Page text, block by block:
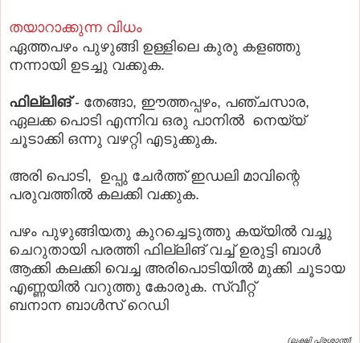
തയാറാക്കുന്ന വിധം
ഏത്തപഴം പുഴുങ്ങി ഉള്ളിലെ കുരു കളഞ്ഞു
നന്നായി ഉടച്ചു വക്കുക.
ഫില്ലിങ്- തേങ്ങാ, ഈത്തപ്പഴം, പഞ്ചസാര,
ഏലക്ക പൊടി എന്നിവ ഒരു പാനിൽ നെയ്യ്
ചൂടാക്കി ഒന്നു വഴറ്റി എടുക്കുക.
അരി പൊടി, ഉപ്പു ചേർത്ത് ഇഡലി മാവിന്റെ
പരുവത്തില്‍ കലക്കി വക്കുക.
പഴം പുഴുങ്ങിയതു കുറച്ചെടുത്തു കയ്യിൽ വച്ചു
ചെറുതായി പരത്തി ഫില്ലിങ് വച്ച് ഉരുട്ടി ബാൾ
ആക്കി കലക്കി വെച്ച അരിപൊടിയിൽ മുക്കി ചൂടായ
എണ്ണയിൽ വറുത്തു കോരുക. സ്വീറ്റ്
ബനാന ബാൾസ് റെഡി
(ലക്ഷ്മി പ്രശാന്ത്)